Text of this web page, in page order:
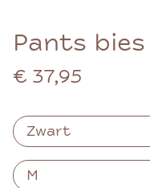
Pants bies
€ 37,95